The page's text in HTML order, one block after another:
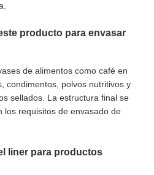
producto para envasar
de alimentos como café en
condimentos, polvos nutritivos y
sellados. La estructura final se
los requisitos de envasado de
liner para productos